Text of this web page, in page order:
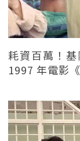
耗資百萬！
1997 年電影